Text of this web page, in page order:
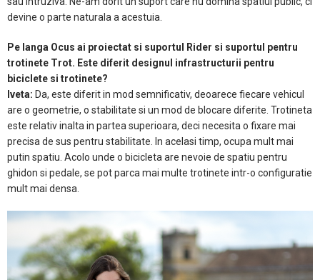
devine o parte naturala a acestuia.
Pe langa Ocus ai proiectat si suportul Rider si suportul pentru
trotinete Trot. Este diferit designul infrastructurii pentru
biciclete si trotinete?
Iveta: Da, este diferit in mod semnificativ, deoarece fiecare vehicul
are o geometrie, o stabilitate si un mod de blocare diferite. Trotineta
este relativ inalta in partea superioara, deci necesita o fixare mai
precisa de sus pentru stabilitate. In acelasi timp, ocupa mult mai
putin spatiu. Acolo unde o bicicleta are nevoie de spatiu pentru
ghidon si pedale, se pot parca mai multe trotinete intr-o configuratie
mult mai densa.